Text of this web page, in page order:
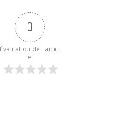
0
Évaluation de l'articl
e